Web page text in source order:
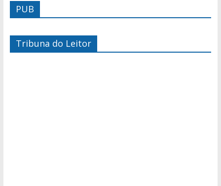
PUB
Tribuna do Leitor